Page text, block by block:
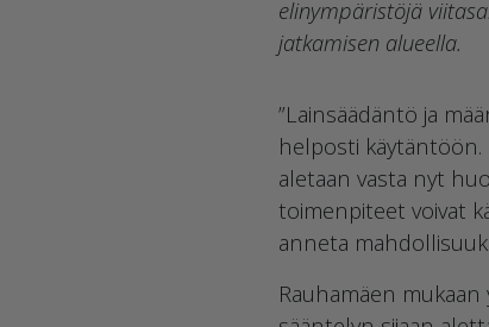
elinympäristöjä
jatkamisen alueella.
”Lainsäädäntö ja
helposti käytäntöön.
aletaan vasta nyt
toimenpiteet voivat
anneta
Rauhamäen